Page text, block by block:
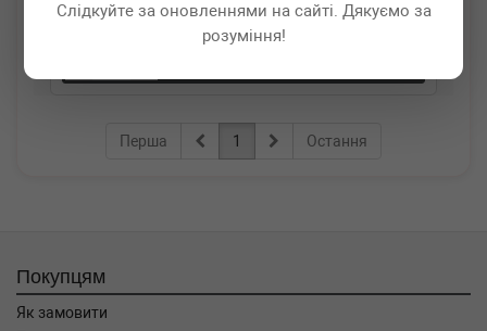
Слідкуйте за оновленнями на сайті. Дякуємо за
розуміння!
4 870грн Всі ціни
Перша 1 Остання
Покупцям
Як замовити